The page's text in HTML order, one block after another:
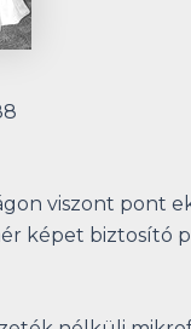
viszont
biztosító